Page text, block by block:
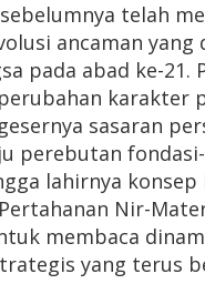
telah
ancaman yang
pada abad ke-21.
karakter
sasaran
perebutan
lahirnya konsep
Nir-
membaca
yang terus